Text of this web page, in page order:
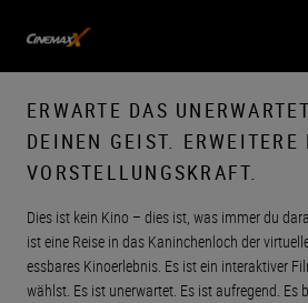
ERWARTE DAS
DEINEN GEIST. ERWEITERE
VORSTELLUNGSKRAFT.
Dies ist kein Kino – dies ist, was immer du
ist eine Reise in das Kaninchenloch der
essbares Kinoerlebnis. Es ist ein interaktiver
wählst. Es ist unerwartet. Es ist aufregend. Es